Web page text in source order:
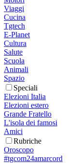
Viaggi
Cucina
Tgtech
E-Planet
Cultura
Salute
Scuola
Animali
Spazio
Speciali
Elezioni Italia
Elezioni estero
Grande Fratello
L'isola dei famosi
Amici
Rubriche
Oroscopo
#tgcom24amarcord